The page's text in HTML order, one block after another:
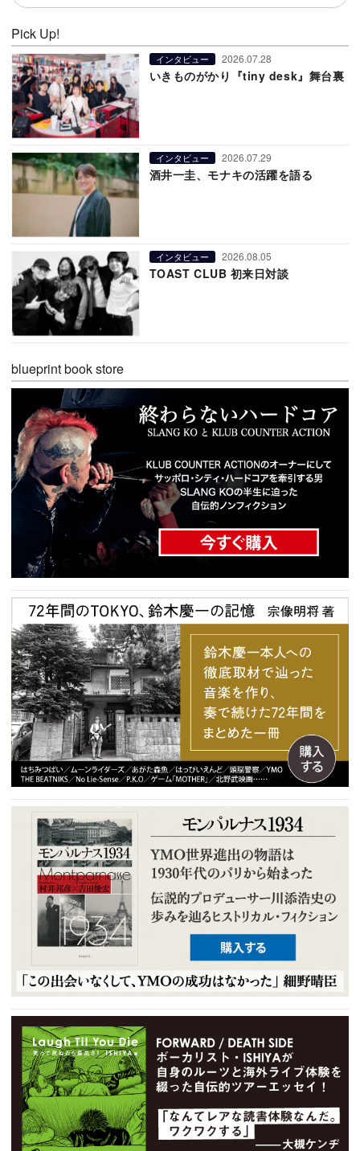
Pick Up!
インタビュー 2026.07.28
いきものがかり『tiny desk』舞台裏
インタビュー 2026.07.29
酒井一圭、モナキの活躍を語る
インタビュー 2026.08.05
TOAST CLUB 初来日対談
blueprint book store